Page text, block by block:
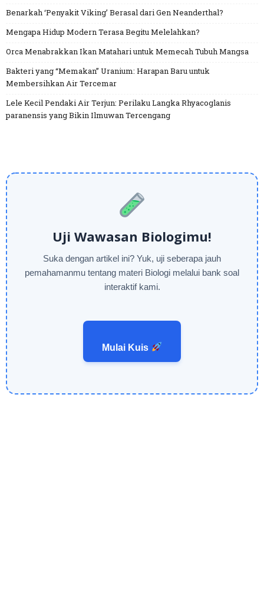
Benarkah ‘Penyakit Viking’ Berasal dari Gen Neanderthal?
Mengapa Hidup Modern Terasa Begitu Melelahkan?
Orca Menabrakkan Ikan Matahari untuk Memecah Tubuh Mangsa
Bakteri yang “Memakan” Uranium: Harapan Baru untuk
Membersihkan Air Tercemar
Lele Kecil Pendaki Air Terjun: Perilaku Langka Rhyacoglanis
paranensis yang Bikin Ilmuwan Tercengang
Uji Wawasan Biologimu!
Suka dengan artikel ini? Yuk, uji seberapa jauh
pemahamanmu tentang materi Biologi melalui bank soal
interaktif kami.
Mulai Kuis